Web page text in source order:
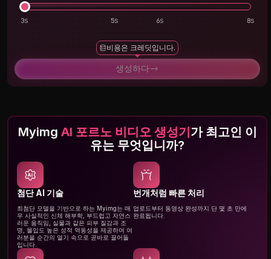
3 5 6 8
생성하다
비용은 크레딧입니다.
Myimg AI 포르노 비디오 생성기가 최고인 이
유는 무엇입니까?
첨단 AI 기술
최첨단 모델을 기반으로 하는 Myimg는 매
우 사실적인 신체 해부학, 부드럽고 자연스
러운 움직임, 실물과 같은 피부 질감과 조
명, 몰입도 높은 성적 역동성을 제공하여 여
러분을 순간의 열기 속으로 곧바로 끌어들
입니다.
번개처럼 빠른 처리
업로드부터 동영상 완성까지 단 몇 초 만에
완료됩니다.